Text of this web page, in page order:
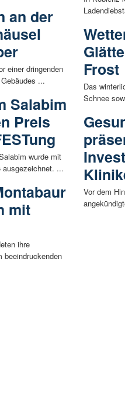
an der
einer dringenden
...
Salabim
Preis
wurde mit
ausgezeichnet. ...
mit
ihre
beeindruckenden
Frost
Das
Schnee
Vor dem